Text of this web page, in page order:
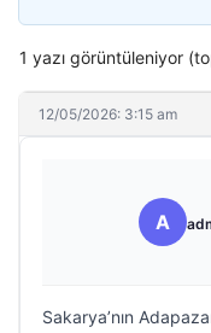
1 yazı görüntüleniyor
12/05/2026: 3:15 am
A
Sakarya’nın